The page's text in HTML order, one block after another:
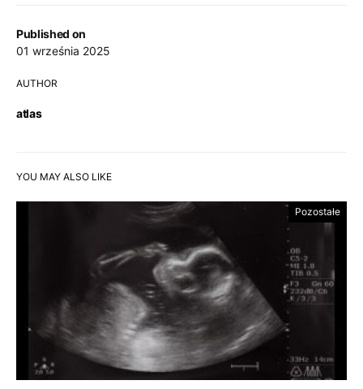
Published on
01 września 2025
AUTHOR
atlas
YOU MAY ALSO LIKE
Pozostałe